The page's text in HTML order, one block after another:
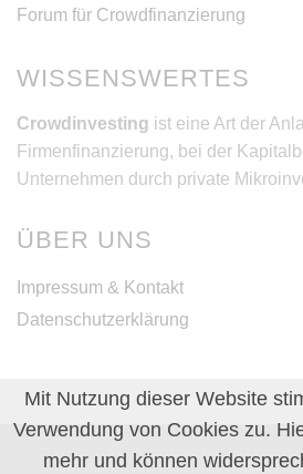
Forum für Crowdfinanzierung
WISSENSWERTES
Crowdinvesting ist eine Art der
Firmenfinanzierung, bei der
Unternehmen durch private
ÜBER UNS
Impressum & Kontakt
Datenschutzerklärung
WordPress Theme|Totalby
Mit Nutzung dieser Website
Verwendung von Cookies zu.
mehr und können